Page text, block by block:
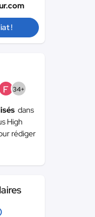
!
F 34+
dans
High
rédiger